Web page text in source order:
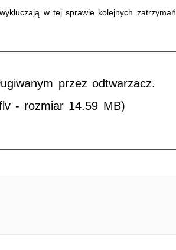
w tej sprawie kolejnych zatrzymań.
przez odtwarzacz.
- rozmiar 14.59 MB)